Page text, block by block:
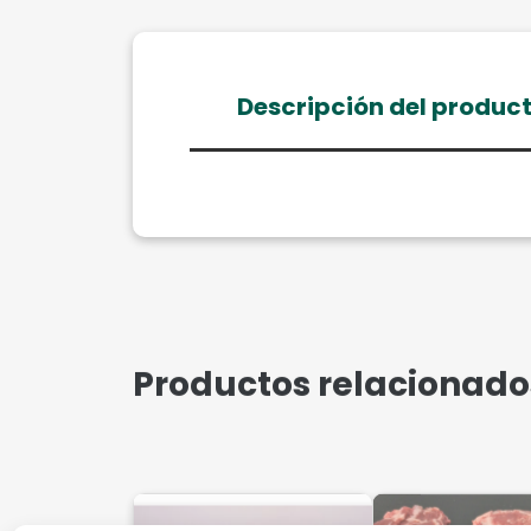
Descripción del
Productos